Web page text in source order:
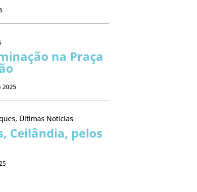
na Praça
2025
, Últimas Notícias
Ceilândia, pelos